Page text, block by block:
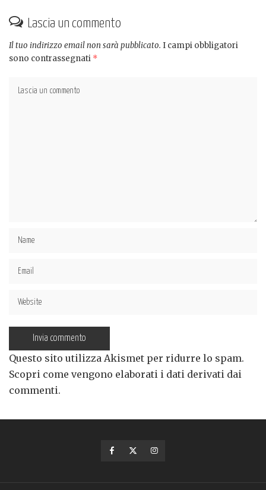
Lascia un commento
Il tuo indirizzo email non sarà pubblicato. I campi obbligatori
sono contrassegnati *
Questo sito utilizza Akismet per ridurre lo spam.
Scopri come vengono elaborati i dati derivati dai
commenti.